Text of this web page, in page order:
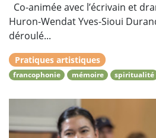
Co-animée avec l’écrivain et
Huron-Wendat Yves-Sioui
déroulé...
Pratiques artistiques
francophonie mémoire spiritualité